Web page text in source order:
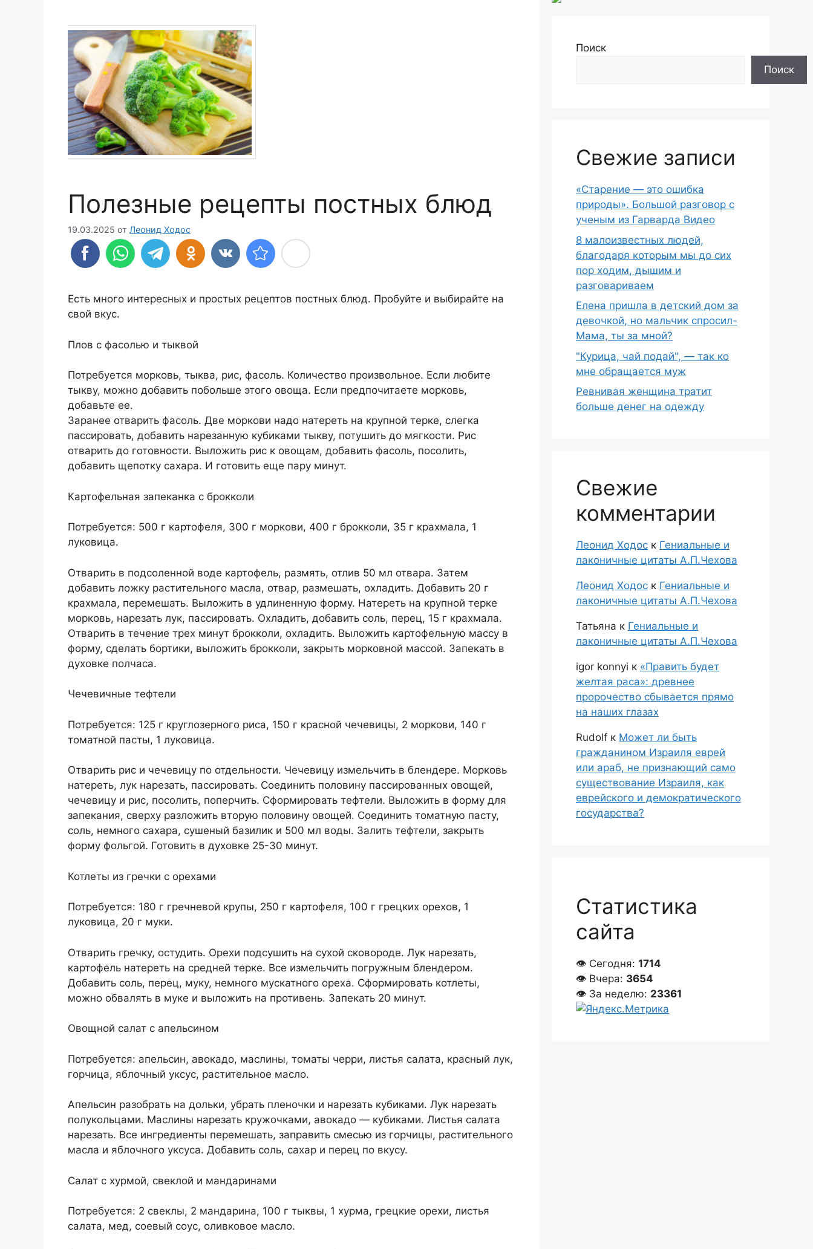
Полезные рецепты постных блюд
19.03.2025 от Леонид Ходос
Есть много интересных и простых рецептов постных блюд. Пробуйте и выбирайте на
свой вкус.
Плов с фасолью и тыквой
Потребуется морковь, тыква, рис, фасоль. Количество произвольное. Если любите
тыкву, можно добавить побольше этого овоща. Если предпочитаете морковь,
добавьте ее.
Заранее отварить фасоль. Две моркови надо натереть на крупной терке, слегка
пассировать, добавить нарезанную кубиками тыкву, потушить до мягкости. Рис
отварить до готовности. Выложить рис к овощам, добавить фасоль, посолить,
добавить щепотку сахара. И готовить еще пару минут.
Картофельная запеканка с брокколи
Потребуется: 500 г картофеля, 300 г моркови, 400 г брокколи, 35 г крахмала, 1
луковица.
Отварить в подсоленной воде картофель, размять, отлив 50 мл отвара. Затем
добавить ложку растительного масла, отвар, размешать, охладить. Добавить 20 г
крахмала, перемешать. Выложить в удлиненную форму. Натереть на крупной терке
морковь, нарезать лук, пассировать. Охладить, добавить соль, перец, 15 г крахмала.
Отварить в течение трех минут брокколи, охладить. Выложить картофельную массу в
форму, сделать бортики, выложить брокколи, закрыть морковной массой. Запекать в
духовке полчаса.
Чечевичные тефтели
Потребуется: 125 г круглозерного риса, 150 г красной чечевицы, 2 моркови, 140 г
томатной пасты, 1 луковица.
Отварить рис и чечевицу по отдельности. Чечевицу измельчить в блендере. Морковь
натереть, лук нарезать, пассировать. Соединить половину пассированных овощей,
чечевицу и рис, посолить, поперчить. Сформировать тефтели. Выложить в форму для
запекания, сверху разложить вторую половину овощей. Соединить томатную пасту,
соль, немного сахара, сушеный базилик и 500 мл воды. Залить тефтели, закрыть
форму фольгой. Готовить в духовке 25-30 минут.
Котлеты из гречки с орехами
Потребуется: 180 г гречневой крупы, 250 г картофеля, 100 г грецких орехов, 1
луковица, 20 г муки.
Отварить гречку, остудить. Орехи подсушить на сухой сковороде. Лук нарезать,
картофель натереть на средней терке. Все измельчить погружным блендером.
Добавить соль, перец, муку, немного мускатного ореха. Сформировать котлеты,
можно обвалять в муке и выложить на противень. Запекать 20 минут.
Овощной салат с апельсином
Потребуется: апельсин, авокадо, маслины, томаты черри, листья салата, красный лук,
горчица, яблочный уксус, растительное масло.
Апельсин разобрать на дольки, убрать пленочки и нарезать кубиками. Лук нарезать
полукольцами. Маслины нарезать кружочками, авокадо — кубиками. Листья салата
нарезать. Все ингредиенты перемешать, заправить смесью из горчицы, растительного
масла и яблочного уксуса. Добавить соль, сахар и перец по вкусу.
Салат с хурмой, свеклой и мандаринами
Потребуется: 2 свеклы, 2 мандарина, 100 г тыквы, 1 хурма, грецкие орехи, листья
салата, мед, соевый соус, оливковое масло.
Поиск
Поиск
Свежие записи
«Старение — это ошибка
природы». Большой разговор с
ученым из Гарварда Видео
8 малоизвестных людей,
благодаря которым мы до сих
пор ходим, дышим и
разговариваем
Елена пришла в детский дом за
девочкой, но мальчик спросил-
Мама, ты за мной?
"Курица, чай подай", — так ко
мне обращается муж
Ревнивая женщина тратит
больше денег на одежду
Свежие
комментарии
Леонид Ходос к Гениальные и
лаконичные цитаты А.П.Чехова
Леонид Ходос к Гениальные и
лаконичные цитаты А.П.Чехова
Татьяна к Гениальные и
лаконичные цитаты А.П.Чехова
igor konnyi к «Править будет
желтая раса»: древнее
пророчество сбывается прямо
на наших глазах
Rudolf к Может ли быть
гражданином Израиля еврей
или араб, не признающий само
существование Израиля, как
еврейского и демократического
государства?
Статистика
сайта
👁 Сегодня: 1714
👁 Вчера: 3654
👁 За неделю: 23361